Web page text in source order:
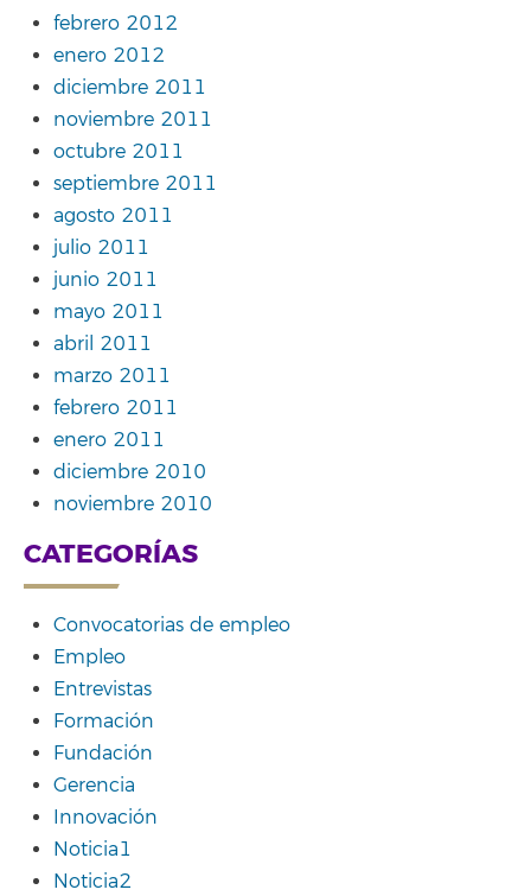
febrero 2012
enero 2012
diciembre 2011
noviembre 2011
octubre 2011
septiembre 2011
agosto 2011
julio 2011
junio 2011
mayo 2011
abril 2011
marzo 2011
febrero 2011
enero 2011
diciembre 2010
noviembre 2010
CATEGORÍAS
Convocatorias de empleo
Empleo
Entrevistas
Formación
Fundación
Gerencia
Innovación
Noticia1
Noticia2